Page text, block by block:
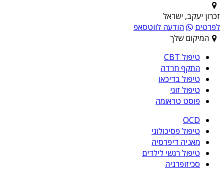
זכרון יעקב, ישראל
לפרטים
הודעה לווטסאפ
המיקום שלך
טיפול CBT
התקף חרדה
טיפול בדיכאו
טיפול זוגי
פוסט טראומה
OCD
טיפול פסיכולוגי
מאניה דיפרסיה
טיפול רגשי לילדים
סכיזופרניה